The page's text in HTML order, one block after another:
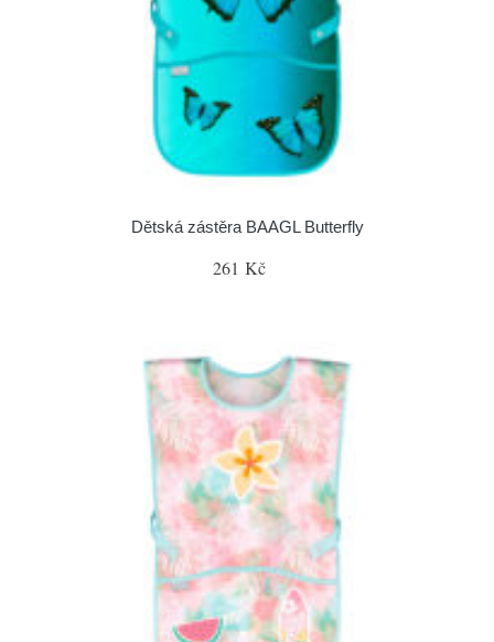
Dětská zástěra BAAGL Butterfly
261 Kč